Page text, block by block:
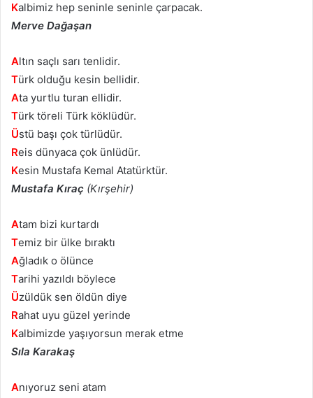
Kalbimiz hep seninle seninle çarpacak.
Merve Dağaşan
Altın saçlı sarı tenlidir.
Türk olduğu kesin bellidir.
Ata yurtlu turan ellidir.
Türk töreli Türk köklüdür.
Üstü başı çok türlüdür.
Reis dünyaca çok ünlüdür.
Kesin Mustafa Kemal Atatürktür.
Mustafa Kıraç (Kırşehir)
Atam bizi kurtardı
Temiz bir ülke bıraktı
Ağladık o ölünce
Tarihi yazıldı böylece
Üzüldük sen öldün diye
Rahat uyu güzel yerinde
Kalbimizde yaşıyorsun merak etme
Sıla Karakaş
Anıyoruz seni atam